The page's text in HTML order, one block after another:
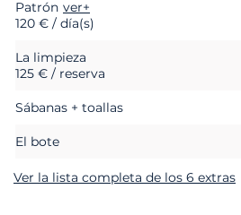
Extras Estado
Patrón ver+
120 € / día(s)
La limpieza
125 € / reserva
Sábanas + toallas
El bote
Ver la lista completa de los 6 extras